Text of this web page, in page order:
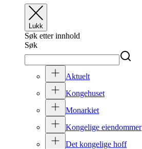
Lukk
Søk etter innhold
Søk
Aktuelt
Kongehuset
Monarkiet
Kongelige eiendommer
Det kongelige hoff